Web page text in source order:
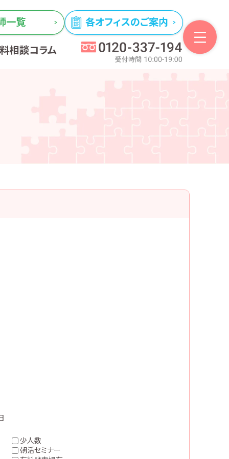
一覧 各オフィスのご案内
相談コラム
少人数
朝活セミナー